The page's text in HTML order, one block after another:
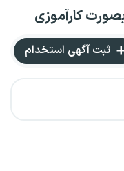
کارآموزی
ثبت آگهی استخدام